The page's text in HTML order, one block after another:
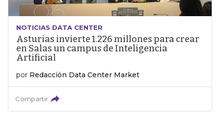
NOTICIAS DATA CENTER
Asturias invierte 1.226 millones para crear
en Salas un campus de Inteligencia
Artificial
por Redacción Data Center Market
Compartir